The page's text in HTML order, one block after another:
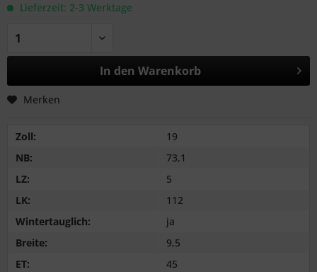
Lieferzeit: 2-3 Werktage
In den Warenkorb
Merken
Zoll:
19
NB:
73,1
LZ:
5
LK:
112
Wintertauglich:
ja
Breite:
9,5
ET:
45